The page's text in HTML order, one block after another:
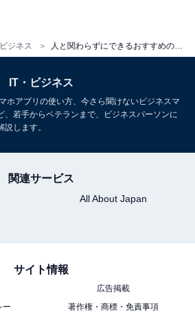
ジネス
1 2
IT・ビジネス
ホアプリの使い方、今さら聞けないビジネスマ
、若手からベテランまで、ビジネスパーソンに
します。
関連サービス
All About Japan
サイト情報
広告掲載
ー
著作権・商標・免責事項